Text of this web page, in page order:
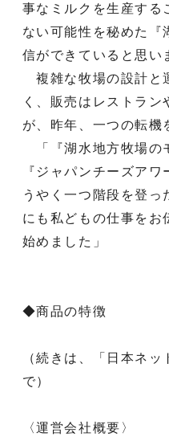
事なミルクを生産する
ない可能性を秘めた『
信ができていると思い
複雑な牧場の設計と
く、販売はレストラン
が、昨年、一つの転機
「『湖水地方牧場の
『ジャパンチーズア
うやく一つ階段を登っ
にも私どもの仕事をお
始めました」
◆商品の特徴
（続きは、「日本ネ
で）
〈運営会社概要〉